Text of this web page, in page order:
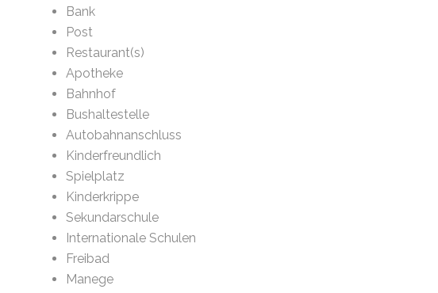
Bank
Post
Restaurant(s)
Apotheke
Bahnhof
Bushaltestelle
Autobahnanschluss
Kinderfreundlich
Spielplatz
Kinderkrippe
Sekundarschule
Internationale Schulen
Freibad
Manege